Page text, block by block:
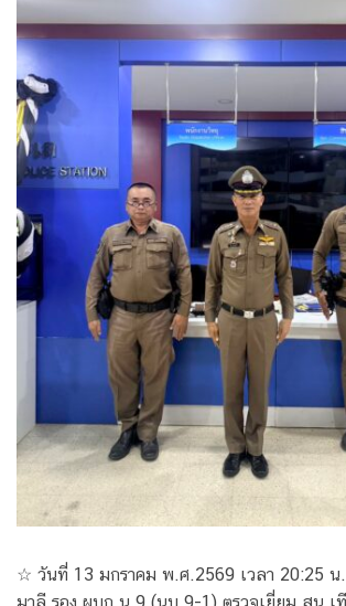
☆ วันที่ 13 มกราคม พ.ศ.2569 เวลา 20:25